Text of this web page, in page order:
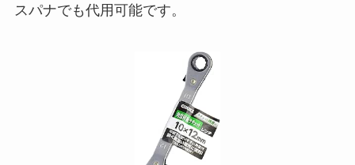
スパナでも代用可能です。